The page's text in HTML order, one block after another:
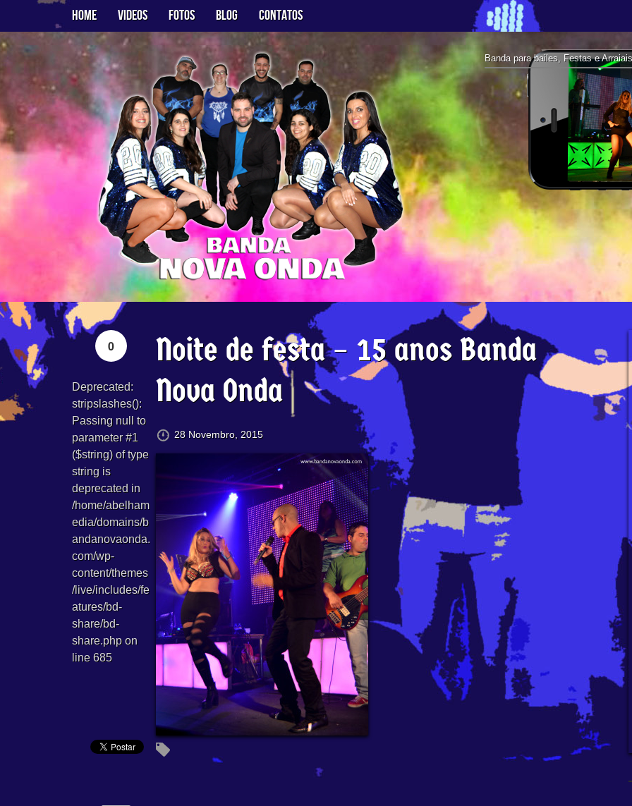
Home Videos Fotos Blog Contatos
Banda para bailes, Festas e Arraiais
0
Deprecated:
stripslashes():
Passing null to
parameter #1
($string) of type
string is
deprecated in
/home/abelham
edia/domains/b
andanovaonda.
com/wp-
content/themes
/live/includes/fe
atures/bd-
share/bd-
share.php on
line 685
Noite de festa – 15 anos Banda
Nova Onda
28 Novembro, 2015